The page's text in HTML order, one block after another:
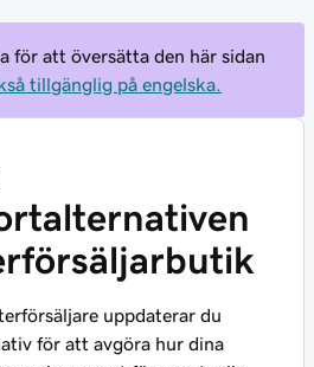
för att översätta den här sidan
tillgänglig på engelska.
uppdaterar du
för att avgöra hur dina